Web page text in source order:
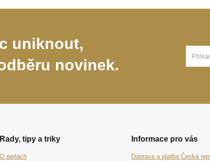
uniknout,
novinek.
Rady, tipy a triky
O perlách
Informace pro vás
Doprava a platba Česká